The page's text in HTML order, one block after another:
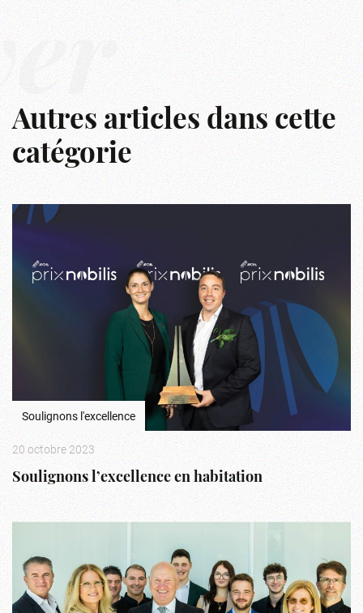
Autres articles dans cette
catégorie
Soulignons l'excellence
20 octobre 2023
Soulignons l’excellence en habitation